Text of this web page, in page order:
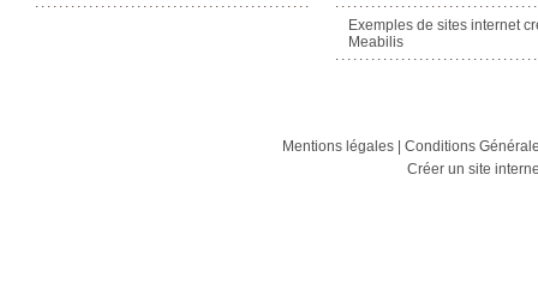
Exemples de sites internet
Meabilis
Mentions légales| Conditions
Créer un site